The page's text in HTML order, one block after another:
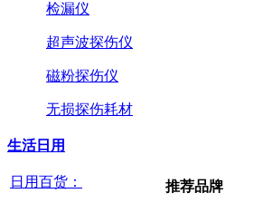
检漏仪
超声波探伤仪
磁粉探伤仪
无损探伤耗材
生活日用
日用百货： 推荐品牌